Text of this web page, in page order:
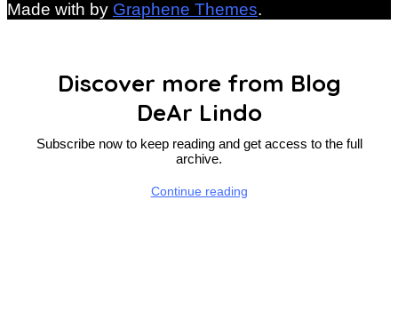
Made with by Graphene Themes.
Discover more from Blog
DeAr Lindo
Subscribe now to keep reading and get access to the full
archive.
Continue reading